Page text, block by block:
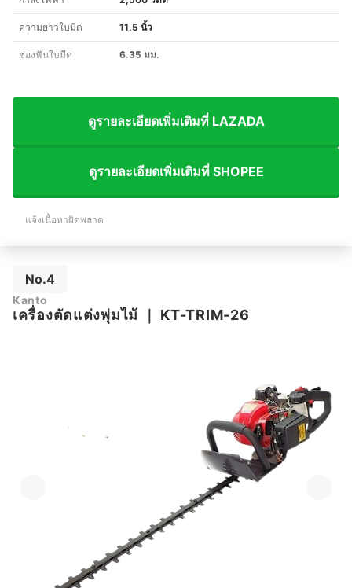
ความยาวใบมีด 11.5 นิ้ว
ช่องฟันใบมีด 6.35 มม.
ดูรายละเอียดเพิ่มเติมที่ LAZADA
ดูรายละเอียดเพิ่มเติมที่ SHOPEE
แจ้งเนื้อหาผิดพลาด
No.4
Kanto
เครื่องตัดแต่งพุ่มไม้ KT-TRIM-26